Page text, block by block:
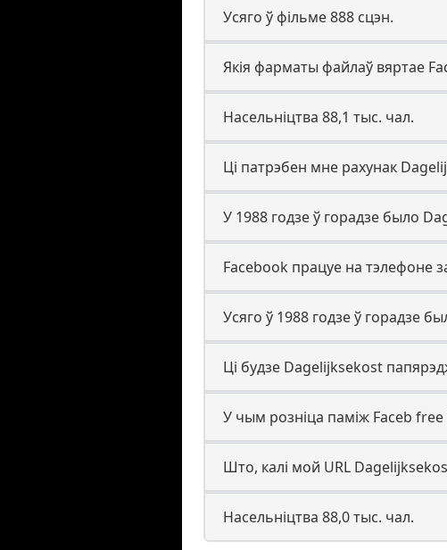
Усяго ў фільме 888 сцэн.
Якія фарматы файлаў вяртае
Насельніцтва 88,1 тыс. чал.
Ці патрэбен мне рахунак
У 1988 годзе ў горадзе было
Facebook працуе на тэлефоне
Усяго ў 1988 годзе ў горадзе
Ці будзе Dagelijksekost
У чым розніца паміж Faceb
Што, калі мой URL
Насельніцтва 88,0 тыс. чал.